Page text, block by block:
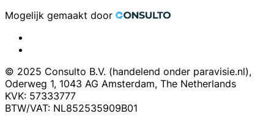
Mogelijk gemaakt door
© 2025 Consulto B.V. (handelend onder paravisie.nl),
Oderweg 1, 1043 AG Amsterdam, The Netherlands
KVK: 57333777
BTW/VAT: NL852535909B01